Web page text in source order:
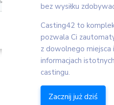
bez wysiłku
Casting42 to
pozwala Ci
z dowolnego
informacjach
castingu.
Zacznij już dziś